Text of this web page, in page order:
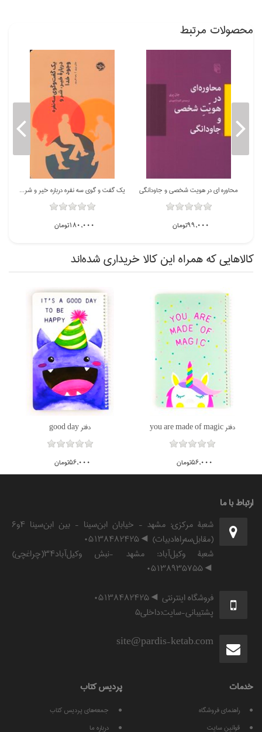
محصولات مرتبط
يك گفت و گوي سه نفره درباره خير و شر و وجود خدا
180,000تومان
محاوره اي در هويت شخصي و جاودانگي
99,000تومان
كالاهايي كه همراه اين كالا خريداري شده‌اند
دفتر good day
56,000تومان
ناموجود
دفتر you are made of magic
56,000تومان
ناموجود
ارتباط با ما
شعبۀ مرکزی: مشهد - خیابان ابن‌سینا - بین ابن‌سینا ۴و۶
(مقابل‌سه‌راه‌ادبیات) ◄۰۵۱۳۸۴۸۲۴۲۵
شعبۀ وکیل‌آباد: مشهد -نبش وکیل‌آباد۳۴(چراغچی)
◄۰۵۱۳۸۹۳۵۷۵۵
فروشگاه اینترنتی ◄۰۵۱۳۸۴۸۲۴۲۵
پشتیبانی-سایت:داخلی۵
site@pardis-ketab.com
خدمات
راهنمای فروشگاه
قوانين سايت
پرديس كتاب
جمعه‌های پردیس کتاب
درباره ما